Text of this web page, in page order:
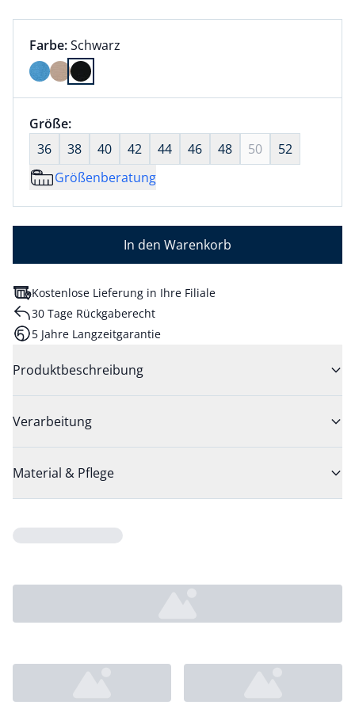
Farbauswahl:
Farbe:aktuell ausgewählt:
Schwarz
Farbe Schwarz ausgewählt
Größenauswahl:
Größe:nichts ausgewählt
36
38 40 42 44 46 48 50
52
Größenberatung
In den Warenkorb
Kostenlose Lieferung in Ihre Filiale
30 Tage Rückgaberecht
5 Jahre Langzeitgarantie
Produktbeschreibung
Verarbeitung
Material & Pflege